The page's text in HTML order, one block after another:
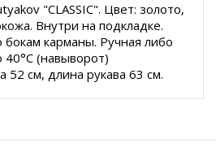
"CLASSIC". Цвет: золото,
Внутри на подкладке.
карманы. Ручная либо
(навыворот)
см, длина рукава 63 см.